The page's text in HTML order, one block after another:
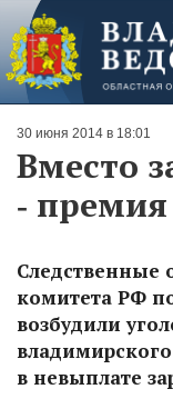
30 июня 2014 в 18:01
Вместо
‑
Следственные
комитета РФ
возбудили
в невыплате